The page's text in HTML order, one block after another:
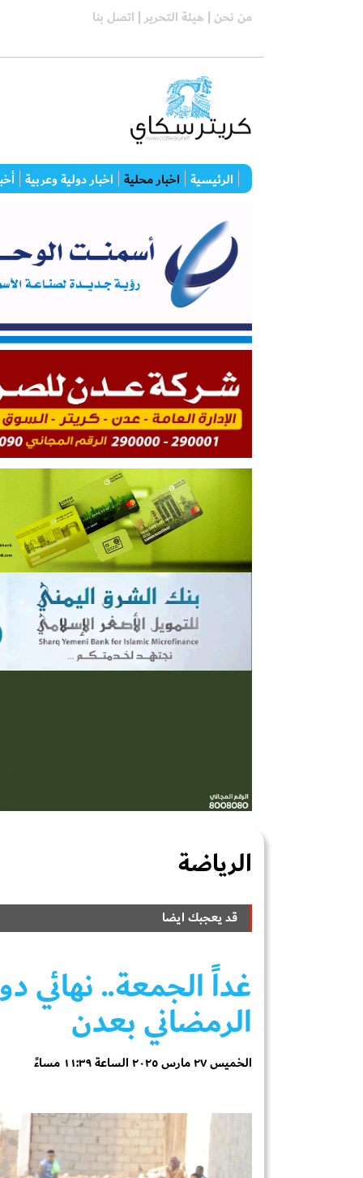
من نحن | هيئة التحرير | اتصل بنا
الرئيسية اخبار محلية اخبار دولية وعربية
الرياضة
قد يعجبك ايضا
غداً الجمعة..
الرمضاني بعدن
الخميس ٢٧ مارس ٢٠٢٥ الساعة ١١:٣٩ مساءً